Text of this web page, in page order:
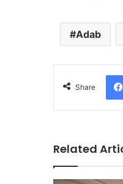
Adab
Share
Related